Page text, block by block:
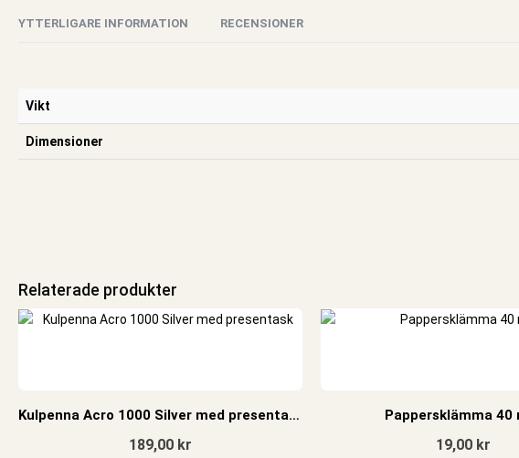
YTTERLIGARE INFORMATION RECENSIONER
Vikt
Dimensioner
Relaterade produkter
Kulpenna Acro 1000 Silver med presentask
189,00 kr
Pappersklämma 40
19,00 kr